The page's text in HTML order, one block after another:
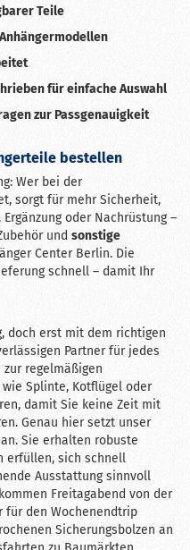
Teile
für einfache Auswahl
zur Passgenauigkeit
bestellen
Wer bei der
sorgt für mehr Sicherheit,
oder Nachrüstung –
und sonstige
Center Berlin. Die
schnell – damit Ihr
doch erst mit dem richtigen
Partner für jedes
zur regelmäßigen
Splinte, Kotflügel oder
damit Sie keine Zeit mit
Genau hier setzt unser
Sie erhalten robuste
erfüllen, sich schnell
Ausstattung sinnvoll
Freitagabend von der
für den Wochenend­trip
Sicherungsbolzen an